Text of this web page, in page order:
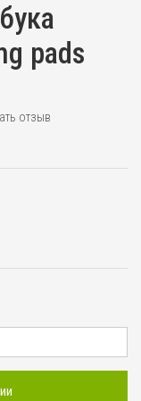
pads
отзыв